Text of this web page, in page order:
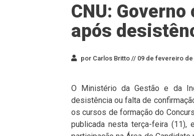
CNU:
após
por Carlos Britto // 09 de fevereiro de
O Ministério da Gestão e da
desistência ou falta de
os cursos de formação do
publicada nesta terça-feira (11),